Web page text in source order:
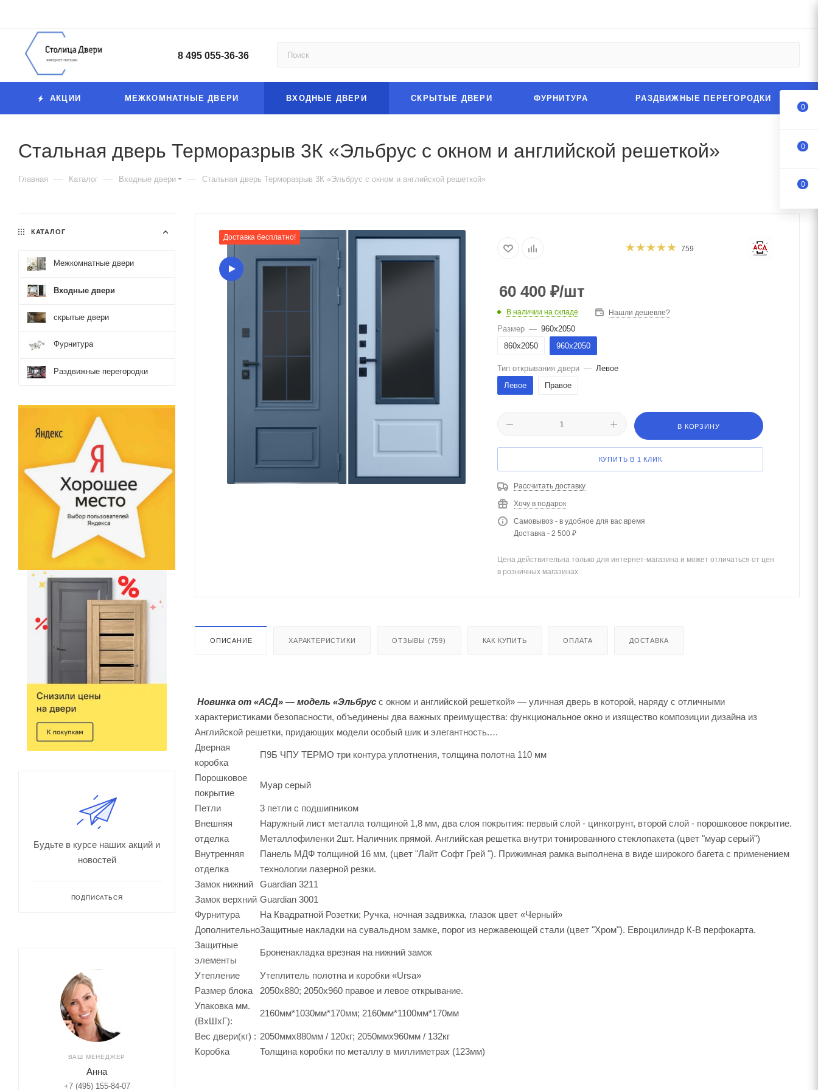
8 495 055-36-36
АКЦИИ МЕЖКОМНАТНЫЕ ДВЕРИ ВХОДНЫЕ ДВЕРИ СКРЫТЫЕ ДВЕРИ ФУРНИТУРА РАЗДВИЖНЫЕ ПЕРЕГОРОДКИ
Стальная дверь Терморазрыв 3К «Эльбрус с окном и английской решеткой»
Главная — Каталог — Входные двери — Стальная дверь Терморазрыв 3К «Эльбрус с окном и английской решеткой»
Доставка бесплатно!
759
60 400 ₽/шт
В наличии на складе Нашли дешевле?
Размер — 960х2050
860х2050
960х2050
Тип открывания двери — Левое
Левое
Правое
В КОРЗИНУ
КУПИТЬ В 1 КЛИК
Рассчитать доставку
Хочу в подарок
Самовывоз - в удобное для вас время
Доставка - 2 500 ₽
Цена действительна только для интернет-магазина и может отличаться от цен
в розничных магазинах
ОПИСАНИЕ ХАРАКТЕРИСТИКИ ОТЗЫВЫ (759) КАК КУПИТЬ ОПЛАТА ДОСТАВКА
Новинка от «АСД» ― модель «Эльбрус с окном и английской решеткой» — уличная дверь в которой, наряду с отличными
характеристиками безопасности, объединены два важных преимущества: функциональное окно и изящество композиции дизайна из
Английской решетки, придающих модели особый шик и элегантность.
Дверная
коробка
П9Б ЧПУ ТЕРМО три контура уплотнения, толщина полотна 110 мм
Порошковое
покрытие
Муар серый
Петли
3 петли с подшипником
Внешняя
отделка
Наружный лист металла толщиной 1,8 мм, два слоя покрытия: первый слой - цинкогрунт, второй слой - порошковое покрытие.
Металлофиленки 2шт. Наличник прямой. Английская решетка внутри тонированного стеклопакета (цвет "муар серый")
Внутренняя
отделка
Панель МДФ толщиной 16 мм, (цвет "Лайт Софт Грей "). Прижимная рамка выполнена в виде широкого багета с применением
технологии лазерной резки.
Замок нижний
Guardian 3211
Замок верхний Guardian 3001
Фурнитура
На Квадратной Розетки; Ручка, ночная задвижка, глазок цвет «Черный»
ДополнительноЗащитные накладки на сувальдном замке, порог из нержавеющей стали (цвет "Хром"). Евроцилиндр К-В перфокарта.
Защитные
элементы
Броненакладка врезная на нижний замок
Утепление
Утеплитель полотна и коробки «Ursa»
Размер блока
2050х880; 2050х960 правое и левое открывание.
Упаковка мм.
(ВхШхГ):
2160мм*1030мм*170мм; 2160мм*1100мм*170мм
Вес двери(кг) : 2050ммх880мм / 120кг; 2050ммх960мм / 132кг
Коробка
Толщина коробки по металлу в миллиметрах (123мм)
КАТАЛОГ
Межкомнатные двери
Входные двери
скрытые двери
Фурнитура
Раздвижные перегородки
Будьте в курсе наших акций и
новостей
ПОДПИСАТЬСЯ
ВАШ МЕНЕДЖЕР
Анна
+7 (495) 155-84-07
0
0
0